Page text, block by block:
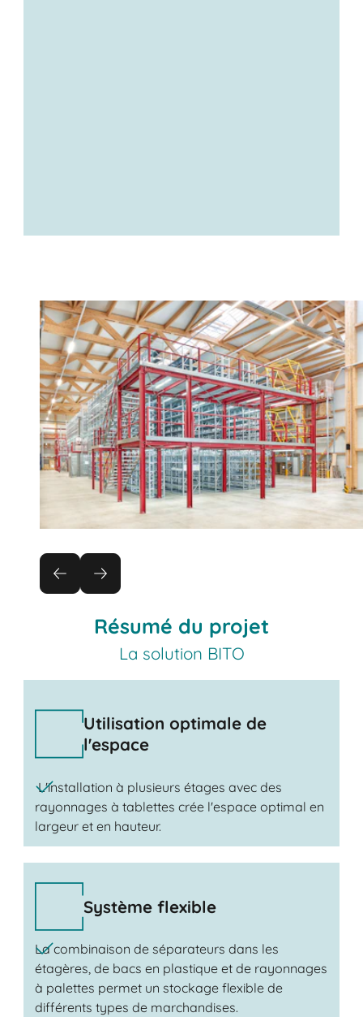
Résumé du projet
La solution BITO
Utilisation optimale de
l'espace
L'installation à plusieurs étages avec des
rayonnages à tablettes crée l'espace optimal en
largeur et en hauteur.
Système flexible
La combinaison de séparateurs dans les
étagères, de bacs en plastique et de rayonnages
à palettes permet un stockage flexible de
différents types de marchandises.